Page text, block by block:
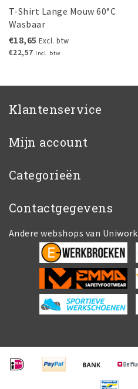
T-Shirt Lange Mouw 60°C
Wasbaar
€18,65 Excl. btw
€22,57 Incl. btw
Klantenservice
Mijn account
Categorieën
Contactgegevens
Andere webshops van